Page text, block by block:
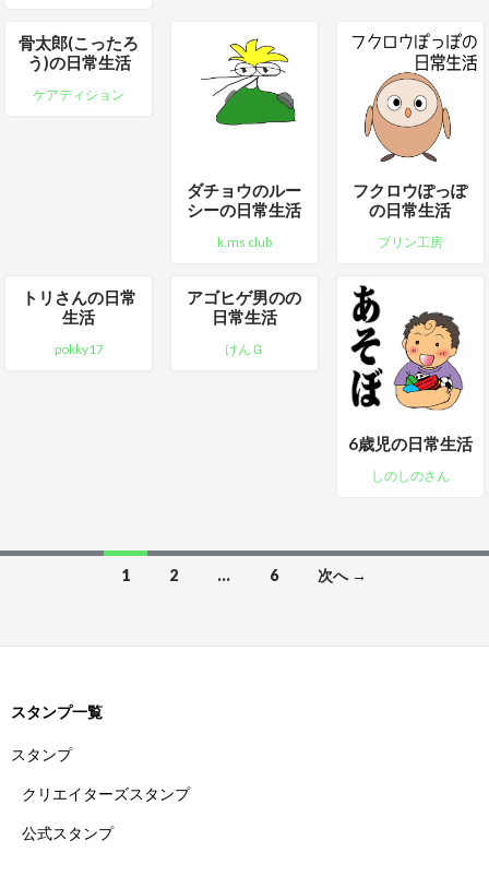
骨太郎(こったろ
う)の日常生活
ケアディション
ダチョウのルー
シーの日常生活
k.ms club
フクロウぽっぽ
の日常生活
プリン工房
トリさんの日常
生活
pokky17
アゴヒゲ男のの
日常生活
けんＧ
6歳児の日常生活
しのしのさん
投稿ナビゲーション
1 2 … 6 次へ →
スタンプ一覧
スタンプ
クリエイターズスタンプ
公式スタンプ